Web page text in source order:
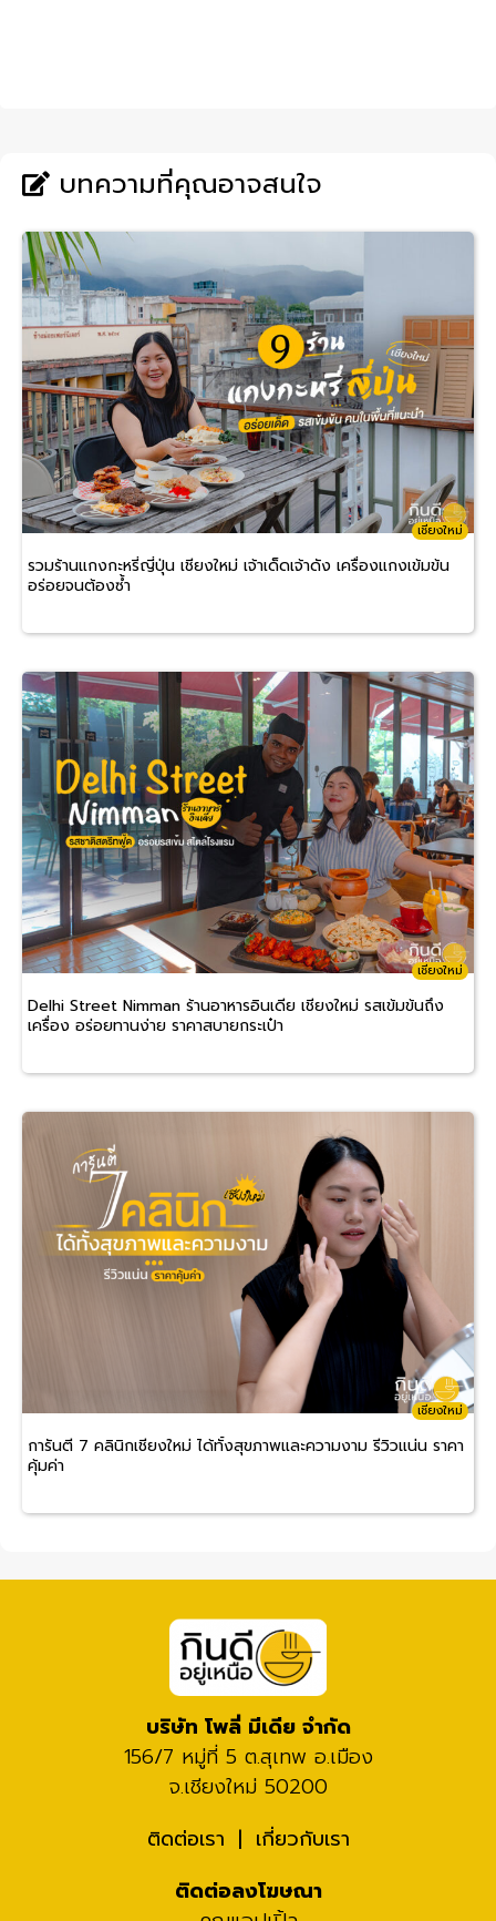
บทความที่คุณอาจสนใจ
เชียงใหม่
รวมร้านแกงกะหรี่ญี่ปุ่น เชียงใหม่ เจ้าเด็ดเจ้าดัง เครื่องแกงเข้มข้น
อร่อยจนต้องซ้ำ
เชียงใหม่
Delhi Street Nimman ร้านอาหารอินเดีย เชียงใหม่ รสเข้มข้นถึง
เครื่อง อร่อยทานง่าย ราคาสบายกระเป๋า
เชียงใหม่
การันตี 7 คลินิกเชียงใหม่ ได้ทั้งสุขภาพและความงาม รีวิวแน่น ราคา
คุ้มค่า
บริษัท โพลี่ มีเดีย จำกัด
156/7 หมู่ที่ 5 ต.สุเทพ อ.เมือง
จ.เชียงใหม่ 50200
ติดต่อเรา
เกี่ยวกับเรา
ติดต่อลงโฆษณา